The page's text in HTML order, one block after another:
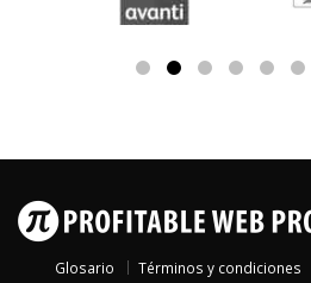
Glosario Términos y condiciones